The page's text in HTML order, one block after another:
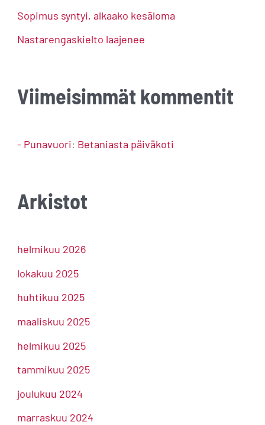
Sopimus syntyi, alkaako kesäloma
Nastarengaskielto laajenee
Viimeisimmät kommentit
- Punavuori: Betaniasta päiväkoti
Arkistot
helmikuu 2026
lokakuu 2025
huhtikuu 2025
maaliskuu 2025
helmikuu 2025
tammikuu 2025
joulukuu 2024
marraskuu 2024